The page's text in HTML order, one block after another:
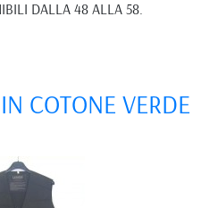
DALLA 48 ALLA 58.
COTONE VERDE